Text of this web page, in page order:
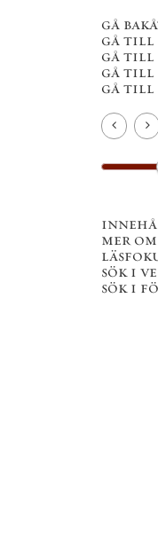
gå
gå till
gå till
gå till
gå till
mer
sök i
sök i